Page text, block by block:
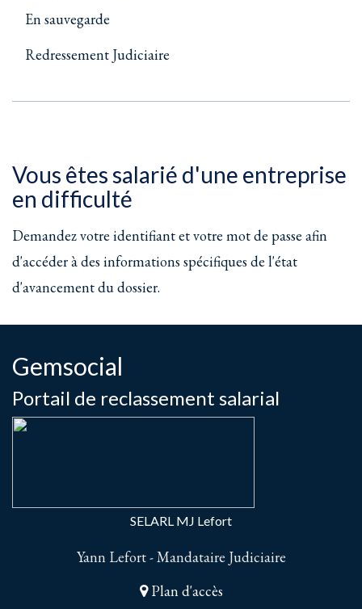
En sauvegarde
Redressement Judiciaire
Vous êtes salarié d'une entreprise
en difficulté
Demandez votre identifiant et votre mot de passe afin
d'accéder à des informations spécifiques de l'état
d'avancement du dossier.
Gemsocial
Portail de reclassement salarial
SELARL MJ Lefort
Yann Lefort - Mandataire Judiciaire
Plan d'accès